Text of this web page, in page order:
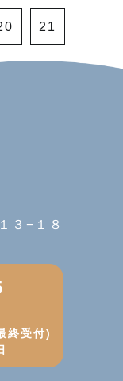
21
３−１８
終受付)